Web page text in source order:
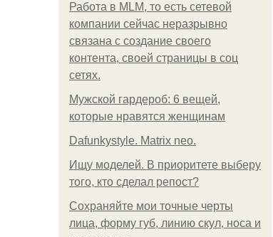
Работа в MLM, то есть сетевой
компании сейчас неразрывно
связана с создание своего
контента, своей страницы в соц
сетях.
Мужской гардероб: 6 вещей,
которые нравятся женщинам
Dafunkystyle. Matrix neo.
Ищу моделей. В приоритете выберу
того, кто сделал репост?
Сохраняйте мои точные черты
лица, форму губ, линию скул, носа и